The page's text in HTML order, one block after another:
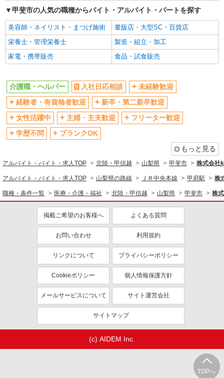
甲斐市の人気の職種からバイト・アルバイト・パートを探す
美容師・ネイリスト・まつげ施術
量販店・大型SC・百貨店
栄養士・管理栄養士
製造・組立・加工
家電・携帯販売
食品・試食販売
TOPへ
介護職・ヘルパー 入社日応相談
未経験歓迎
経験者・有資格者歓迎
新卒・第二新卒歓迎
女性活躍中
主婦・主夫歓迎
フリーター歓迎
学歴不問
ブランクOK
もっと見る
アルバイト・バイト・求人TOP 北陸・甲信越 山梨県 甲斐市 株式会社
アルバイト・バイト・求人TOP 山梨県の路線 ＪＲ中央本線 甲府駅 株
職種・条件一覧 医療・介護・福祉 北陸・甲信越 山梨県 甲斐市 株
掲載ご希望のお客様へ よくある質問
お問い合わせ 利用規約
リンクについて プライバシーポリシー
Cookieポリシー 個人情報保護方針
メールサービスについて サイト運営会社
サイトマップ
(c) AIDEM Inc.